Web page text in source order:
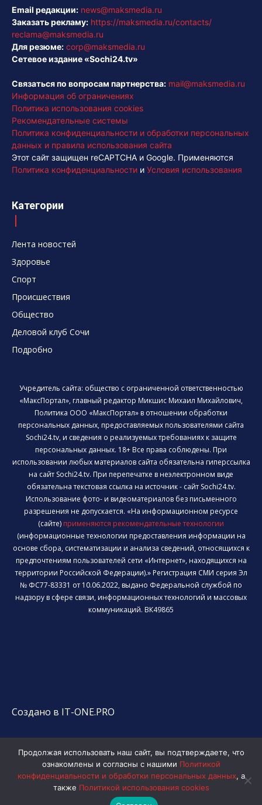
Email редакции: news@maksmedia.ru
Заказать рекламу: https://maksmedia.ru/contacts/
reclama@maksmedia.ru
Для резюме: corp@maksmedia.ru
Сетевое издание «Sochi24.tv»
Связаться по вопросам партнерства: mail@maksmedia.ru
Информация об ограничениях
Политика использования cookies
Рекомендательные системы
Политика конфиденциальности и обработки персональных
данных и правила использования сайта
Этот сайт защищен reCAPTCHA и Google. Применяются
Политика конфиденциальности и Условия использования
Категории
Лента новостей
Здоровье
Спорт
Происшествия
Общество
Деловой клуб Сочи
Подробно
Учредитель сайта: общество с ограниченной ответственностью
«МаксПортал», главный редактор Микшис Михаил Михайлович,
Политика ООО «МаксПортал» в отношении обработки
персональных данных, предоставляемых пользователями сайта
Sochi24.tv, и сведения о реализуемых требованиях к защите
персональных данных. 18+ Все права соблюдены. При
использовании любых материалов сайта обязательна гиперссылка
на сайт Sochi24.tv. При перепечатке в неэлектронном виде
обязательна текстовая ссылка на источник - сайт Sochi24.tv.
Использование фото- и видеоматериалов без письменного
разрешения не допускается. «На информационном ресурсе
(сайте) применяются рекомендательные технологии
(информационные технологии предоставления информации на
основе сбора, систематизации и анализа сведений, относящихся к
предпочтениям пользователей сети «Интернет», находящихся на
территории Российской Федерации).» Регистрация СМИ серия Эл
№ ФС77-83331 от 10.06.2022, выдано Федеральной службой по
надзору в сфере связи, информационных технологий и массовых
коммуникаций. ВК49865
Создано в IT-ONE.PRO
Продолжая использовать наш сайт, вы подтверждаете, что
ознакомлены и согласны с нашими Политикой
конфиденциальности и обработки персональных данных, а
также Политикой использования cookies